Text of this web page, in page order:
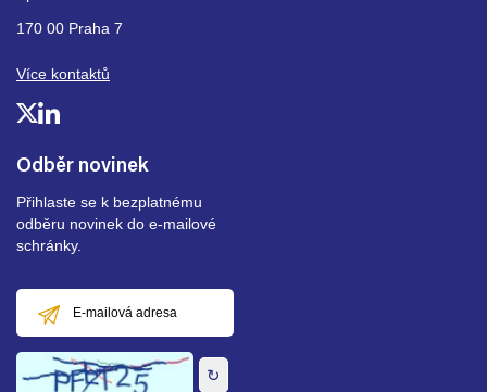
Odběr novinek
Přihlaste se k bezplatnému
odběru novinek do e-mailové
schránky.
mailová
adresa
↻
170 00 Praha 7
Více kontaktů